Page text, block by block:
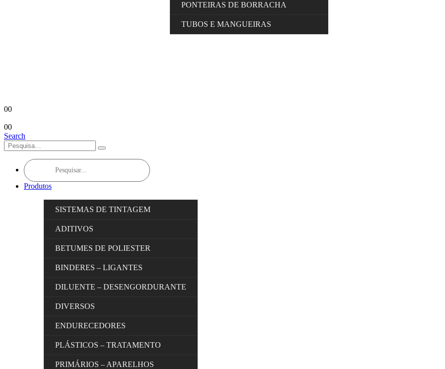
PONTEIRAS DE BORRACHA
TUBOS E MANGUEIRAS
00
00
Search
Products
search
Produtos
SISTEMAS DE TINTAGEM
ADITIVOS
BETUMES DE POLIESTER
BINDERES – LIGANTES
DILUENTE – DESENGORDURANTE
DIVERSOS
ENDURECEDORES
PLÁSTICOS – TRATAMENTO
PRIMÁRIOS – APARELHOS